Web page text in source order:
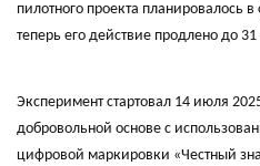
пилотного проекта планировалось
теперь его действие продлено до 31
Эксперимент стартовал 14 июля
добровольной основе с
цифровой маркировки «Честный